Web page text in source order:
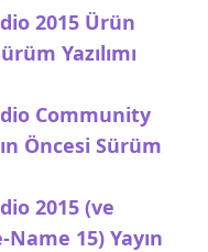
2015 Ürün
Yazılımı
Community
Öncesi Sürüm
2015 (ve
15) Yayın